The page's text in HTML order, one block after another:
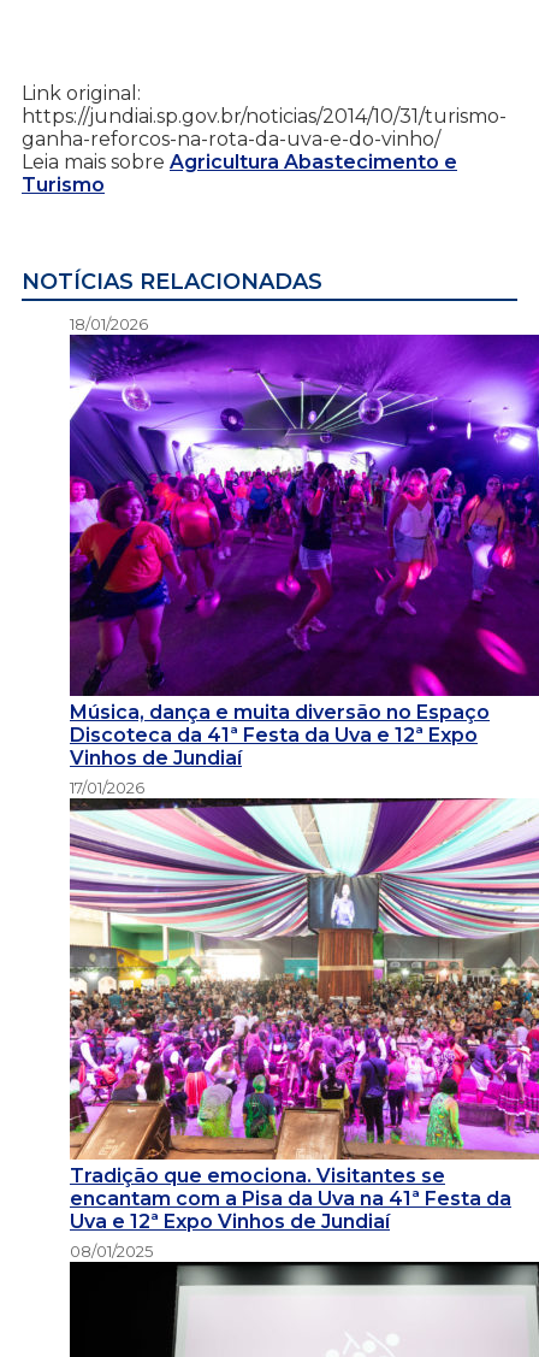
Link original:
https://jundiai.sp.gov.br/noticias/2014/10/31/turismo-
ganha-reforcos-na-rota-da-uva-e-do-vinho/
Leia mais sobre Agricultura Abastecimento e
Turismo
NOTÍCIAS RELACIONADAS
18/01/2026
Música, dança e muita diversão no Espaço
Discoteca da 41ª Festa da Uva e 12ª Expo
Vinhos de Jundiaí
17/01/2026
Tradição que emociona. Visitantes se
encantam com a Pisa da Uva na 41ª Festa da
Uva e 12ª Expo Vinhos de Jundiaí
08/01/2025